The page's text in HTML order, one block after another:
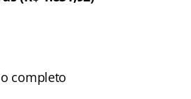
completo